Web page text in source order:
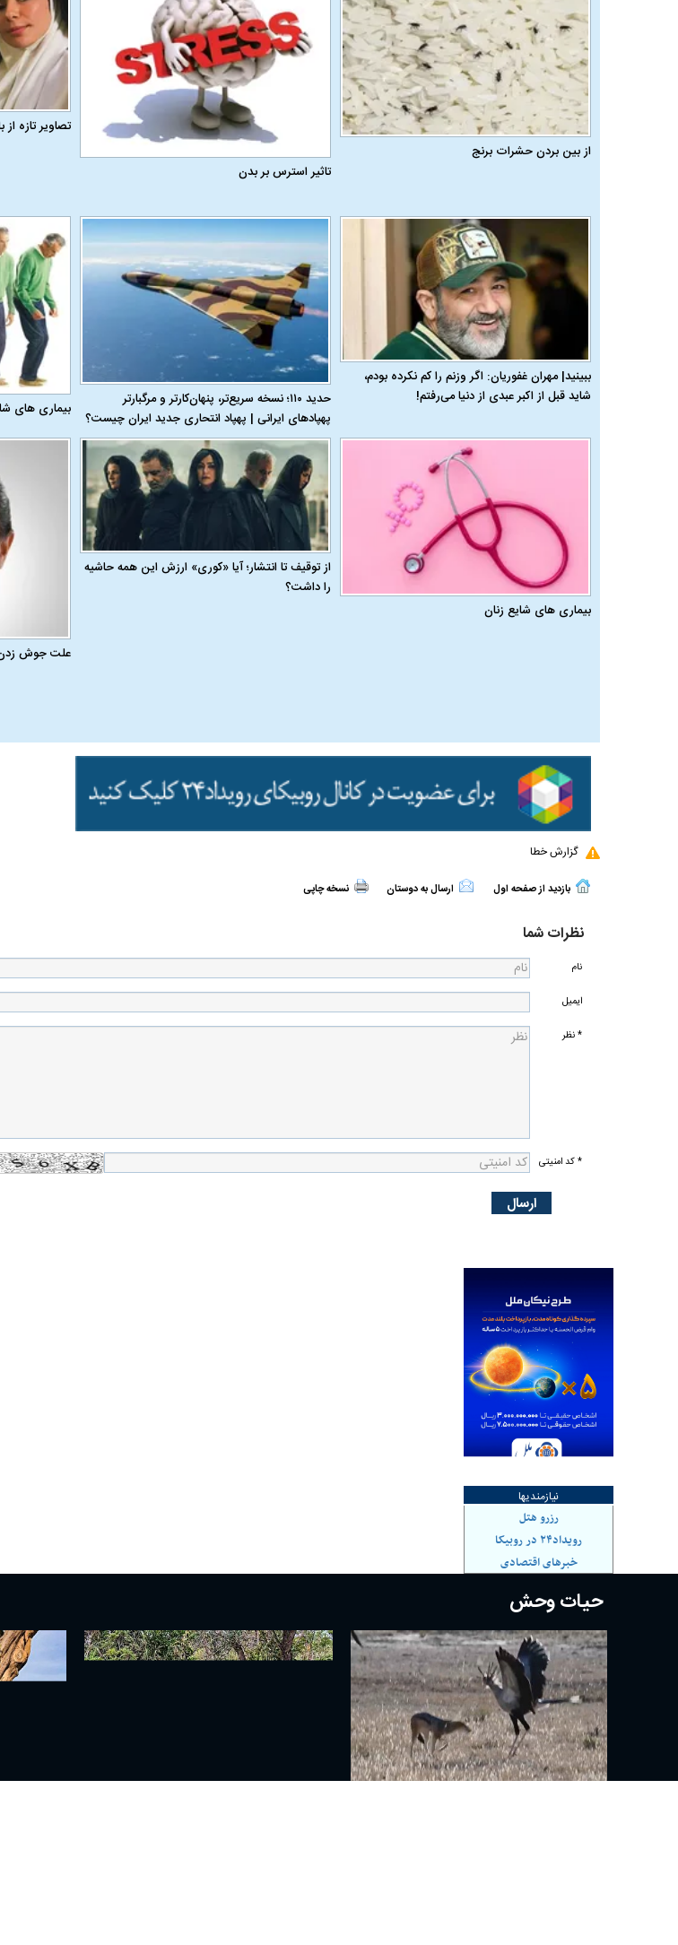
از بین بردن حشرات برنج
تاثیر استرس بر بدن
تصاویر تازه
ببینید| مهران غفوریان: اگر وزنم را کم نکرده بودم،
شاید قبل از اکبر عبدی از دنیا می‌رفتم!
حدید ۱۱۰؛ نسخه سریع‌تر، پنهان‌کارتر و مرگبارتر
پهپادهای ایرانی | پهپاد انتحاری جدید ایران چیست؟
بیماری‌ های
بیماری‌ های شایع زنان
از توقیف تا انتشار؛ آیا «کوری» ارزش این همه حاشیه
را داشت؟
علت جوش
گزارش خطا
بازدید از صفحه اول ارسال به دوستان نسخه چاپی
نظرات شما
نام
ایمیل
* نظر
* کد امنیتی
نیازمندیها
رزرو هتل
رویداد۲۴ در روبیکا
خبرهای اقتصادی
حیات وحش